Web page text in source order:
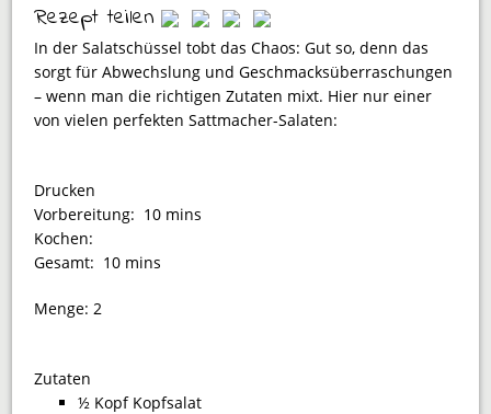
Rezept teilen
In der Salatschüssel tobt das Chaos: Gut so, denn das
sorgt für Abwechslung und Geschmacksüberraschungen
– wenn man die richtigen Zutaten mixt. Hier nur einer
von vielen perfekten Sattmacher-Salaten:
Drucken
Vorbereitung: 10 mins
Kochen:
Gesamt: 10 mins
Menge: 2
Zutaten
½ Kopf Kopfsalat